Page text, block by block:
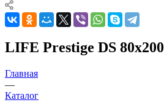
LIFE Prestige DS 80x200
Главная
—
Каталог